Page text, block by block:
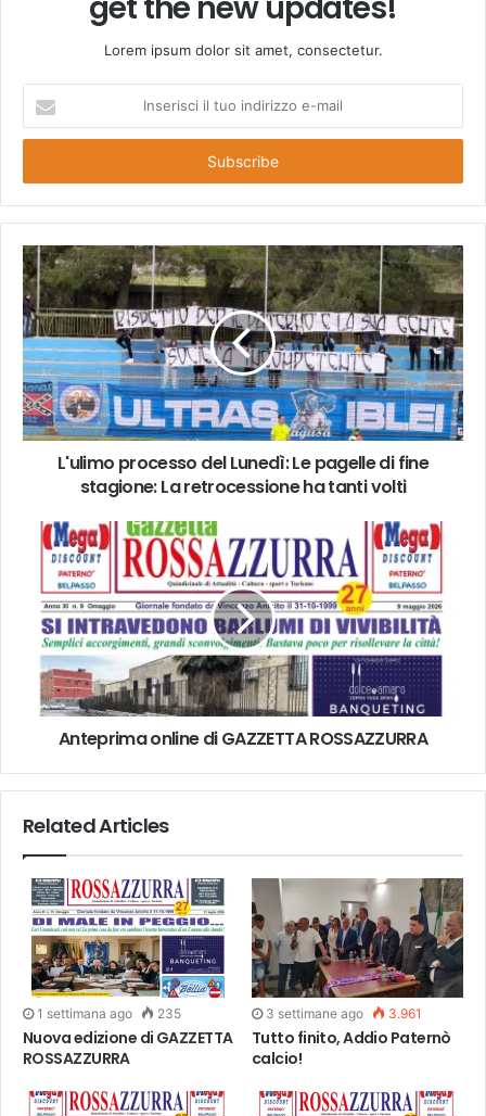
Lorem ipsum dolor sit amet, consectetur.
tuo
e-
mail
L'ulimo processo del Lunedì: Le pagelle di fine
stagione: La retrocessione ha tanti volti
Anteprima online di GAZZETTA ROSSAZZURRA
Related Articles
1 settimana ago 235
Nuova edizione di GAZZETTA
ROSSAZZURRA
3 settimane ago 3.961
Tutto finito, Addio Paternò
calcio!